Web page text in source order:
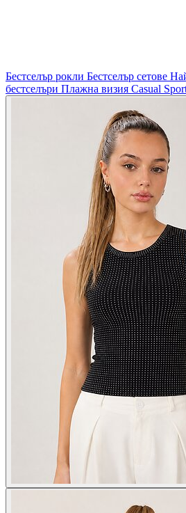
Бестселър рокли Бестселър сетове
бестселъри Плажна визия Casual